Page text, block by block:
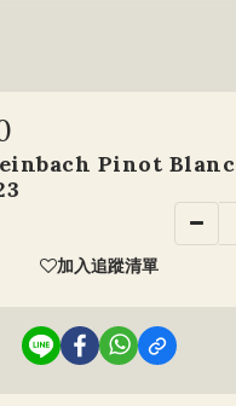
Pinot Blanc
加入追蹤清單